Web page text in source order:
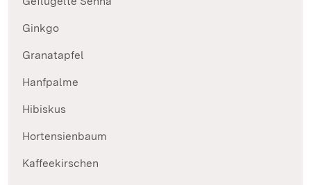
Ginkgo
Granatapfel
Hanfpalme
Hibiskus
Hortensienbaum
Kaffeekirschen